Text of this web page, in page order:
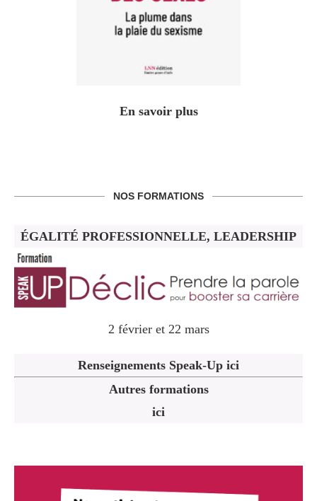
En savoir plus
NOS FORMATIONS
ÉGALITÉ PROFESSIONNELLE, LEADERSHIP
2 février et 22 mars
Renseignements Speak-Up ici
Autres formations
ici